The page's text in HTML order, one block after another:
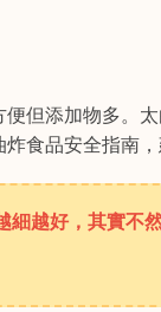
但添加物多。
食品安全指南
細越好，其實不